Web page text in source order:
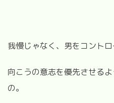
我慢じゃなく、男をコントロ
向こうの意志を優先させる
の。